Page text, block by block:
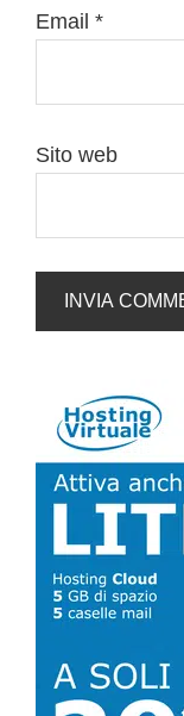
Email *
Sito web
Barra
laterale
primaria